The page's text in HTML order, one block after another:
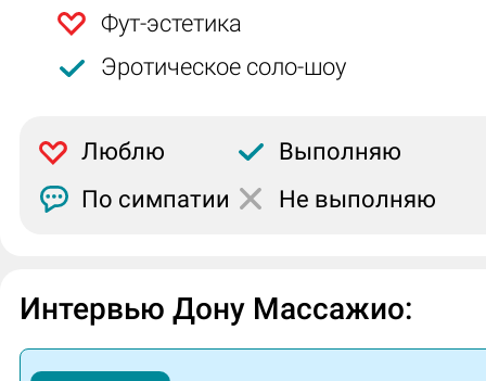
Фут-эстетика
Эротическое соло-шоу
Люблю
Выполняю
По симпатии
Не выполняю
Интервью Дону Массажио: